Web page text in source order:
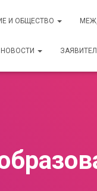
И ОБЩЕСТВО
НОВОСТИ